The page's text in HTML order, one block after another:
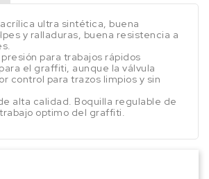
ultra sintética, buena
y ralladuras, buena resistencia a
para trabajos rápidos
el graffiti, aunque la válvula
control para trazos limpios y sin
alta calidad. Boquilla regulable de
optimo del graffiti.